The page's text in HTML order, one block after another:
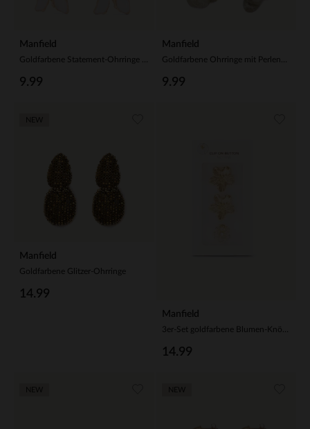
Manfield
9.99
Manfield
9.99
Manfield
Goldfarbene Glitzer-Ohrringe
14.99
Manfield
14.99